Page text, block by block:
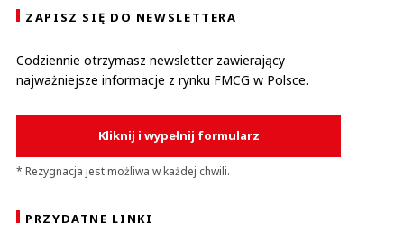
ZAPISZ SIĘ DO NEWSLETTERA
Codziennie otrzymasz newsletter zawierający
najważniejsze informacje z rynku FMCG w Polsce.
Kliknij i wypełnij formularz
* Rezygnacja jest możliwa w każdej chwili.
PRZYDATNE LINKI